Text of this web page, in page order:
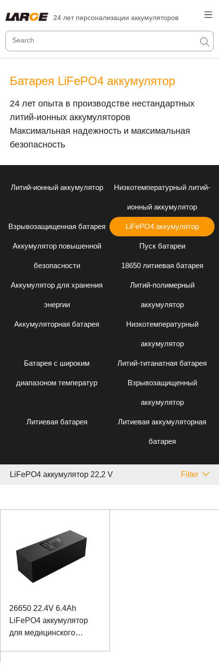
24 лет персонализации аккумуляторов
Батарея LiFePO4 аккумулятор
24 лет опыта в производстве нестандартных
литий-ионных аккумуляторов
Максимальная надежность и максимальная
безопасность
Литий-ионный аккумулятор Низкотемпературный литий-
ионный аккумулятор
Взрывозащищенная батарея LiFePO4 аккумулятор
Аккумулятор повышенной
безопасности
Пуск батареи
18650 литиевая батарея
Аккумулятор для хранения
энергии
Литий-полимерный
аккумулятор
Аккумуляторная батарея Низкотемпературный
аккумулятор
Батарея с широким
диапазоном температур
Литий-титанатная батарея
Взрывозащищенный
аккумулятор
Литиевая батарея Литиевая аккумуляторная
батарея
LiFePO4 аккумулятор 22,2 V Filter
26650 22.4V 6.4Ah
LiFePO4 аккумулятор
для медицинского